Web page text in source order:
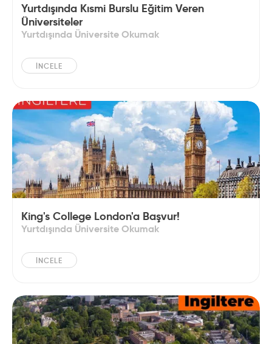
Yurtdışında Kısmi Burslu Eğitim Veren
Üniversiteler
Yurtdışında Üniversite Okumak
İNCELE
King's College London'a Başvur!
Yurtdışında Üniversite Okumak
İNCELE